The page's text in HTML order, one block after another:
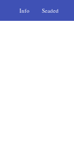
Info Seaded